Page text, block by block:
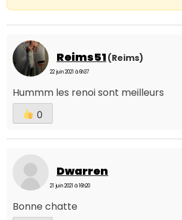
Reims51 (Reims)
22 juin 2021 à 6h37
Hummm les renoi sont meilleurs
0
Dwarren
21 juin 2021 à 16h20
Bonne chatte